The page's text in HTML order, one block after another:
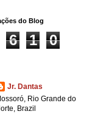
do Blog
6 1
0
Jr. Dantas
Rio Grande do
Brazil